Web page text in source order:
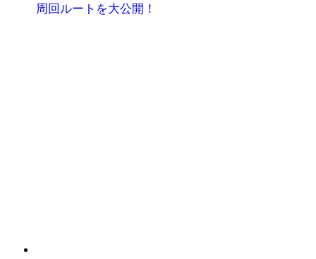
周回ルートを大公開！